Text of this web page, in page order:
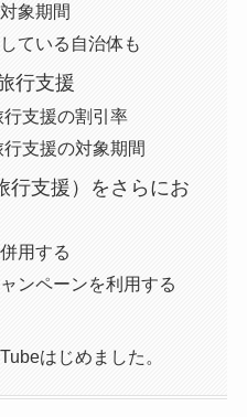
象期間
ている自治体も
行支援
支援の割引率
支援の対象期間
行支援）をさらにお
用する
ンペーンを利用する
はじめました。